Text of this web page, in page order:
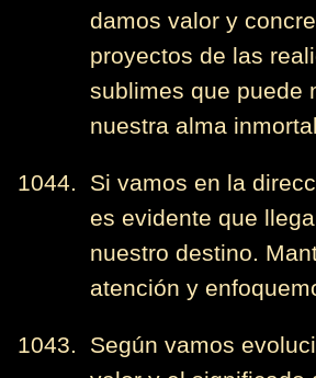
damos valor y
proyectos de las
sublimes que puede
nuestra alma
1044. Si vamos en la
es evidente que
nuestro destino.
atención y
1043. Según vamos